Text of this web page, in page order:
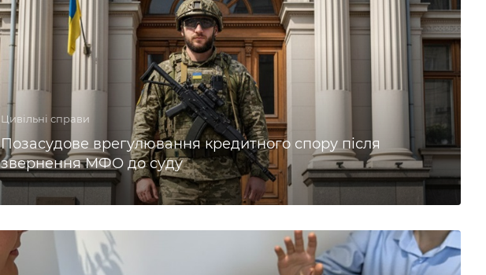
Цивільні справи
Позасудове врегулювання кредитного спору після
звернення МФО до суду